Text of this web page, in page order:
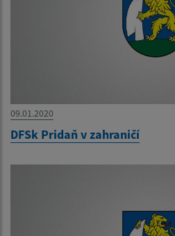
09.01.2020
DFSk Pridaň v zahraničí